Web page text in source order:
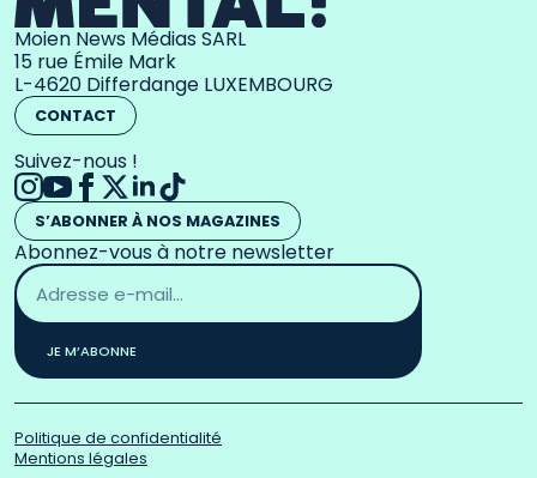
Moien News Médias SARL
15 rue Émile Mark
L-4620 Differdange LUXEMBOURG
CONTACT
Suivez-nous !
S’ABONNER À NOS MAGAZINES
Abonnez-vous à notre newsletter
Adresse
email
*
JE M’ABONNE
Politique de confidentialité
Mentions légales